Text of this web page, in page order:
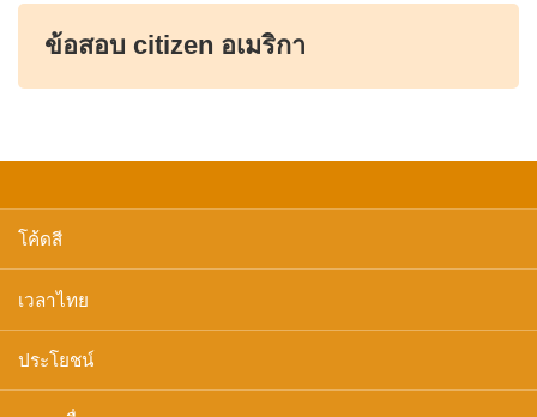
ข้อสอบ citizen อเมริกา
โค้ดสี
เวลาไทย
ประโยชน์